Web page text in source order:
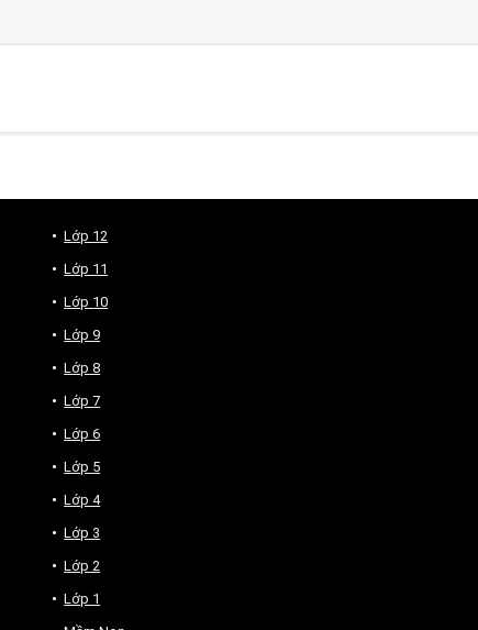
Lớp 12
Lớp 11
Lớp 10
Lớp 9
Lớp 8
Lớp 7
Lớp 6
Lớp 5
Lớp 4
Lớp 3
Lớp 2
Lớp 1